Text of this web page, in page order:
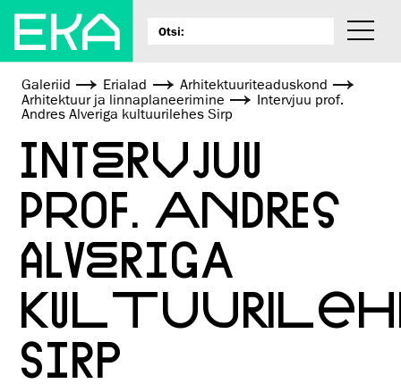
Galeriid Erialad
Arhitektuuri­teaduskond
Arhitektuur ja linnaplaneerimine
Intervjuu prof.
Andres Alveriga kultuurilehes Sirp
INTERVJUU
PROF. ANDRES
ALVERIGA
SIRP